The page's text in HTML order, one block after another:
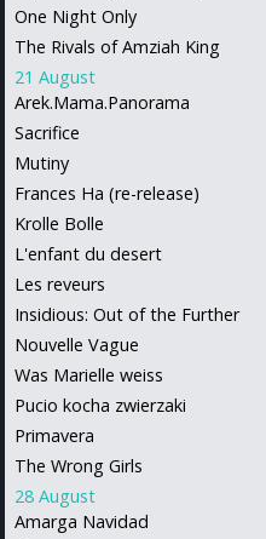
One Night Only
The Rivals of Amziah King
21 August
Arek.Mama.Panorama
Sacrifice
Mutiny
Frances Ha (re-release)
Krolle Bolle
L'enfant du desert
Les reveurs
Insidious: Out of the Further
Nouvelle Vague
Was Marielle weiss
Pucio kocha zwierzaki
Primavera
The Wrong Girls
28 August
Amarga Navidad